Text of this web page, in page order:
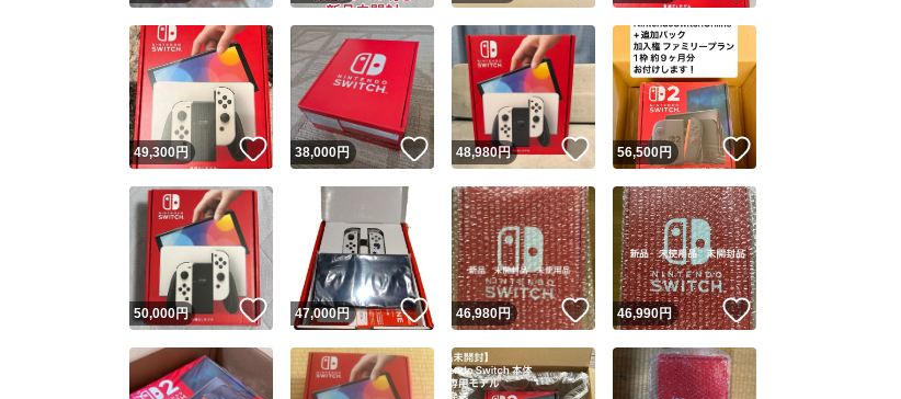
49,300円 いいね！
38,000円 いいね！
48,980円 いいね！
56,500円
50,000円 いいね！
47,000円 いいね！
46,980円 いいね！
46,990円 いいね！